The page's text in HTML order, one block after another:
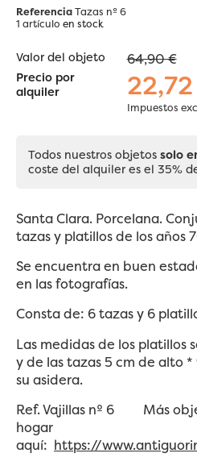
ReferenciaTazas nº 6
1 artículo en stock
Valor del objeto 64,90 €
Precio por
alquiler
Impuestos
Todos nuestros objetos solo
coste del alquiler es el 35%
Santa Clara. Porcelana.
tazas y platillos de los años
Se encuentra en buen
en las fotografías.
Consta de: 6 tazas y 6
Las medidas de los platillos
y de las tazas 5 cm de alto
su asidera.
Ref. Vajillas nº 6 Más
hogar
aquí: https://